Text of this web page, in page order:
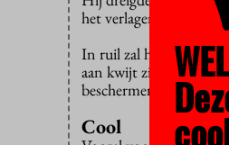
het verlagen van de
In ruil zal hij de
aan kwijt zijn. En hij
beschermen.
Cool